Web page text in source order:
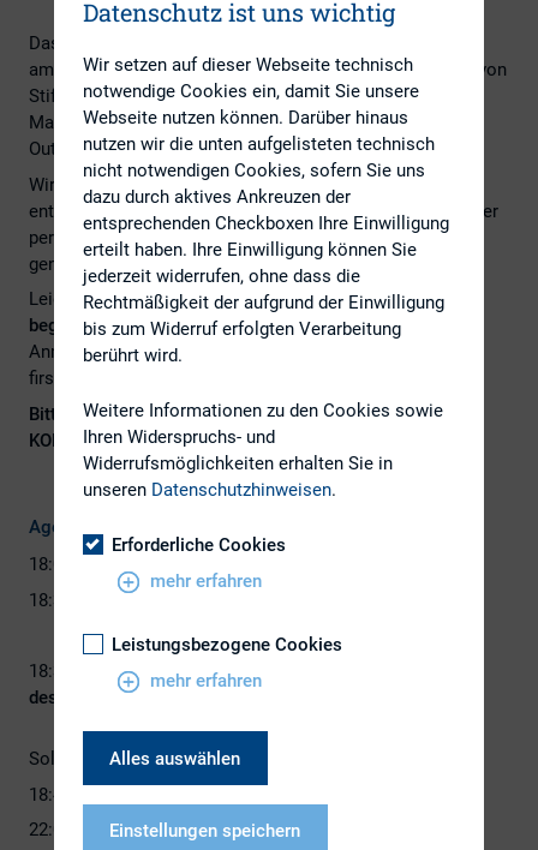
Das nächste DIRK-Regionalkreistreffen Rhein-Main findet
am
Donnerstag, den 16. September 2021auf Einladung von
Stifel Europe in der Kennedyallee 76, 60596 Frankfurt am
Main statt (Kantinenbereich inkl. Terrasse, d.h. zum Teil
Outdoor).
Wir haben uns für ein reines Networking-Event
entschieden. Da wir uns nach so langer Zeit endlich wieder
persönlich austauschen wollen, möchten wir hierfür
genügend Raum geben!
Leider müssen wir die Teilnehmerzahl auf 20 Personen
begrenzen. Eine finale Zusage erfolgt nach dem
Anmeldeschluss am 10. September auf einer „first-come-
first-serve“-Basis.
Bitte melden Sie sich RECHTZEITIG ab, wenn Sie NICHT
KOMMEN, damit andere den Platz nutzen können!
Agenda
18:00h Eintreffen der Teilnehmer
18:30h
Begrüßung durch die Regionalkreisleiter
Antje Kelbert & Katharina Ariane Mayer
18:35h
Begrüßung durch den Gastgeber und Vorstellung
des Hauses
Silke Schlünsen, Head of Corporate
Solutions, Stifel Europe
18:45h
22:00h
Ausklang
Datenschutz ist uns wichtig
Wir setzen auf dieser Webseite technisch
notwendige Cookies ein, damit Sie unsere
Webseite nutzen können. Darüber hinaus
nutzen wir die unten aufgelisteten technisch
nicht notwendigen Cookies, sofern Sie uns
dazu durch aktives Ankreuzen der
entsprechenden Checkboxen Ihre Einwilligung
erteilt haben. Ihre Einwilligung können Sie
jederzeit widerrufen, ohne dass die
Rechtmäßigkeit der aufgrund der Einwilligung
bis zum Widerruf erfolgten Verarbeitung
berührt wird.
Weitere Informationen zu den Cookies sowie
Ihren Widerspruchs- und
Widerrufsmöglichkeiten erhalten Sie in
unseren Datenschutzhinweisen.
Erforderliche Cookies
mehr erfahren
Leistungsbezogene Cookies
mehr erfahren
Alles auswählen
Einstellungen speichern